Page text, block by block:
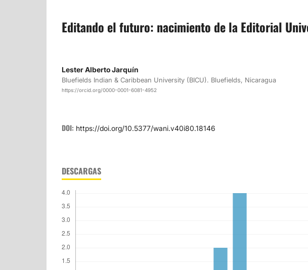
Editando el futuro: nacimiento de la Editorial
Lester Alberto Jarquín
Bluefields Indian & Caribbean University (BICU). Bluefields, Nicaragua
https://orcid.org/0000-0001-6081-4952
DOI: https://doi.org/10.5377/wani.v40i80.18146
DESCARGAS